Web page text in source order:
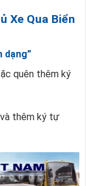
Xe Qua Biển
dạng”
quên thêm ký
thêm ký tự